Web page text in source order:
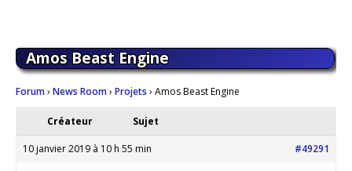
Amos Beast Engine
Forum› News Room› Projets › Amos Beast Engine
Créateur Sujet
10 janvier 2019 à 10 h 55 min #49291